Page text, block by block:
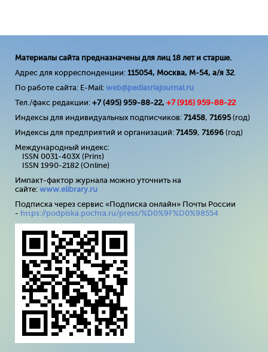
Материалы сайта предназначены для лиц 18 лет и старше.
Адрес для корреспонденции: 115054, Москва, М-54, а/я 32.
По работе сайта: E-Mail: web@pediatriajournal.ru
Тел./факс редакции: +7 (495) 959-88-22, +7 (916) 959-88-22
Индексы для индивидуальных подписчиков: 71458, 71695(год)
Индексы для предприятий и организаций: 71459, 71696 (год)
Международный индекс:
ISSN 0031-403X (Print)
ISSN 1990-2182 (Online)
Импакт-фактор журнала можно уточнить на
сайте: www.elibrary.ru
Подписка через сервис «Подписка онлайн» Почты России
- https://podpiska.pochta.ru/press/%D0%9F%D0%98554